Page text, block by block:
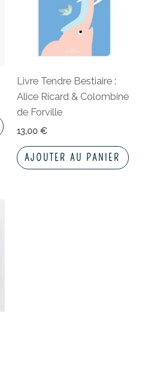
Livre Tendre Bestiaire :
Alice Ricard & Colombine
de Forville
13,00 €
AJOUTER AU PANIER